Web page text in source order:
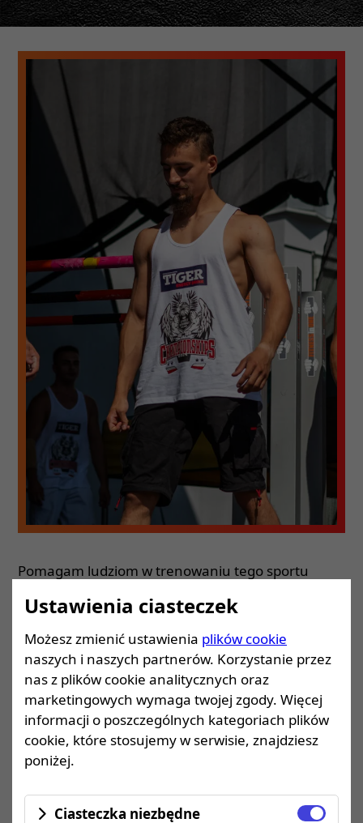
Pomagam ludziom w trenowaniu tego sportu
zdobywać nowe doświadczenia i wiedze. Od
początku kariery jako zawodnik brałem udział w
wielu obozach, meetingach czy zawodach.
Obecnie dzięki zdobytemu doświadczeniu i wiedzy
jestem gotowy do niesienia pomocy w osiągnięciu
celu osobom które mają z tym problem.
oferuje nietuzinkowe treningi i profesjonalne
Ustawienia ciasteczek
Możesz zmienić ustawienia plików cookie
naszych i naszych partnerów. Korzystanie przez
nas z plików cookie analitycznych oraz
marketingowych wymaga twojej zgody. Więcej
informacji o poszczególnych kategoriach plików
cookie, które stosujemy w serwisie, znajdziesz
poniżej.
Ciasteczka niezbędne